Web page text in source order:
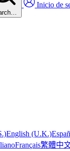
Inicio de
English (U.K.)
Français繁體中